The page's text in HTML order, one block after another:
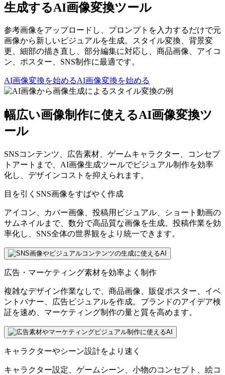
生成するAI画像変換ツール
参考画像をアップロードし、プロンプトを入力するだけで元
画像から新しいビジュアルを生成。スタイル変換、背景変
更、細部の描き直し、部分編集に対応し、商品画像、アイコ
ン、ポスター、SNS制作に最適です。
AI画像変換を始めるAI画像変換を始める
幅広い画像制作に使えるAI画像変換ツ
ール
SNSコンテンツ、広告素材、ゲームキャラクター、コンセプ
トアートまで、AI画像生成ツールでビジュアル制作を効率
化し、デザインコストを抑えられます。
目を引くSNS画像をすばやく作成
アイコン、カバー画像、投稿用ビジュアル、ショート動画の
サムネイルまで、数分で高品質な画像を生成。投稿作業を効
率化し、SNS全体の世界観をより統一できます。
広告・マーケティング素材を効率よく制作
複雑なデザイン作業なしで、商品画像、販促ポスター、イベ
ントバナー、広告ビジュアルを作成。ブランドのアイデア検
証を速め、マーケティング制作の量と質を高めます。
キャラクターやシーン設計をより速く
キャラクター設定、ゲームシーン、小物のコンセプト、絵コ